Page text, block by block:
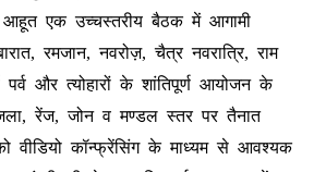
आहूत एक उच्चस्तरीय बैठक में आगामी
रमजान, नवरोज़, चैत्र नवरात्रि, राम
पर्व और त्योहारों के शांतिपूर्ण आयोजन के
रेंज, जोन व मण्डल स्तर पर तैनात
को वीडियो कॉन्फ्रेंसिंग के माध्यम से आवश्यक